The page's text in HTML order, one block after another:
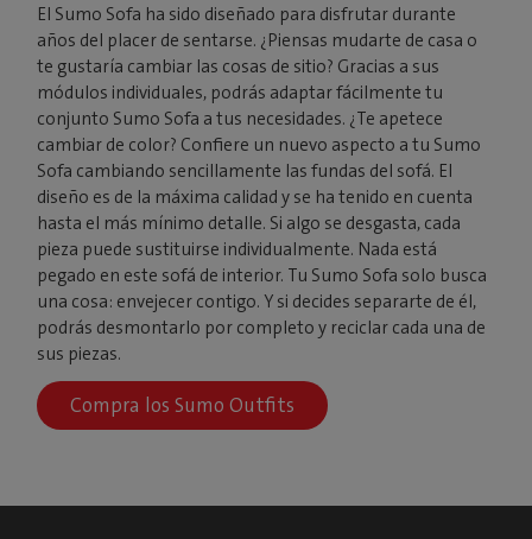
El Sumo Sofa ha sido diseñado para disfrutar durante
años del placer de sentarse. ¿Piensas mudarte de casa o
te gustaría cambiar las cosas de sitio? Gracias a sus
módulos individuales, podrás adaptar fácilmente tu
conjunto Sumo Sofa a tus necesidades. ¿Te apetece
cambiar de color? Confiere un nuevo aspecto a tu Sumo
Sofa cambiando sencillamente las fundas del sofá. El
diseño es de la máxima calidad y se ha tenido en cuenta
hasta el más mínimo detalle. Si algo se desgasta, cada
pieza puede sustituirse individualmente. Nada está
pegado en este sofá de interior. Tu Sumo Sofa solo busca
una cosa: envejecer contigo. Y si decides separarte de él,
podrás desmontarlo por completo y reciclar cada una de
sus piezas.
Compra los Sumo Outfits